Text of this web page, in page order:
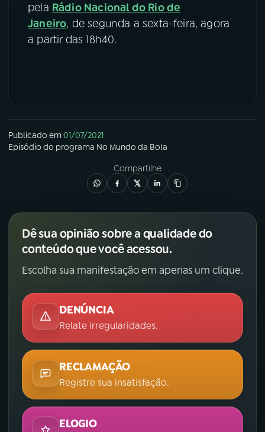
TikTok
pela Rádio Nacional do Rio de
Janeiro, de segunda a sexta-feira, agora
a partir das 18h40.
Publicado em01/07/2021
Episódio do programa No Mundo da Bola
Compartilhe
Dê sua opinião sobre a qualidade do
conteúdo que você acessou.
Escolha sua manifestação em apenas um clique.
DENÚNCIA
Relate irregularidades.
RECLAMAÇÃO
Registre sua insatisfação.
ELOGIO